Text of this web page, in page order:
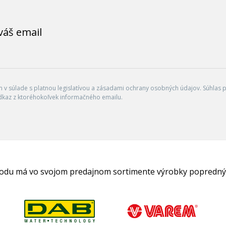
email
súlade s platnou legislatívou a zásadami ochrany osobných údajov.
z ktoréhokoľvek informačného emailu.
má vo svojom predajnom sortimente výrobky